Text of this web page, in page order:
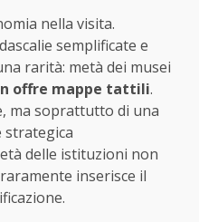
nella visita.
semplificate e
rarità: metà dei musei
offre mappe tattili.
ma soprattutto di una
strategica
delle istituzioni non
inserisce il